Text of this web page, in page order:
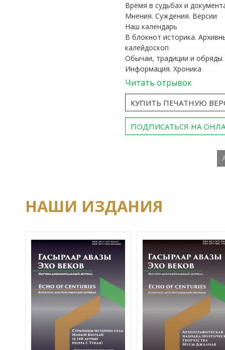
Время в судьбах и
Мнения. Суждения. Версии
Наш календарь
В блокнот историка.
калейдоскоп
Обычаи, традиции и обряды
Информация. Хроника
Читать отрывок
КУПИТЬ ПЕЧАТНУЮ
ПОДПИСАТЬСЯ НА
НАШИ ИЗДАНИЯ